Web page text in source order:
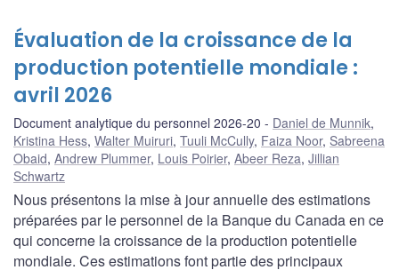
Évaluation de la croissance de la
production potentielle mondiale :
avril 2026
Document analytique du personnel 2026-20 Daniel de Munnik,
Kristina Hess, Walter Muiruri, Tuuli McCully, Faiza Noor, Sabreena
Obaid, Andrew Plummer, Louis Poirier, Abeer Reza, Jillian
Schwartz
Nous présentons la mise à jour annuelle des estimations
préparées par le personnel de la Banque du Canada en ce
qui concerne la croissance de la production potentielle
mondiale. Ces estimations font partie des principaux